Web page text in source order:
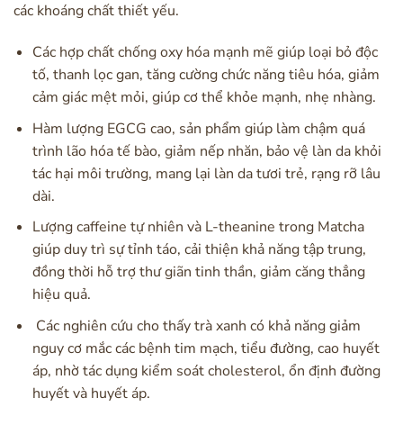
các khoáng chất thiết yếu.
Các hợp chất chống oxy hóa mạnh mẽ giúp loại bỏ độc
tố, thanh lọc gan, tăng cường chức năng tiêu hóa, giảm
cảm giác mệt mỏi, giúp cơ thể khỏe mạnh, nhẹ nhàng.
Hàm lượng EGCG cao, sản phẩm giúp làm chậm quá
trình lão hóa tế bào, giảm nếp nhăn, bảo vệ làn da khỏi
tác hại môi trường, mang lại làn da tươi trẻ, rạng rỡ lâu
dài.
Lượng caffeine tự nhiên và L-theanine trong Matcha
giúp duy trì sự tỉnh táo, cải thiện khả năng tập trung,
đồng thời hỗ trợ thư giãn tinh thần, giảm căng thẳng
hiệu quả.
Các nghiên cứu cho thấy trà xanh có khả năng giảm
nguy cơ mắc các bệnh tim mạch, tiểu đường, cao huyết
áp, nhờ tác dụng kiểm soát cholesterol, ổn định đường
huyết và huyết áp.